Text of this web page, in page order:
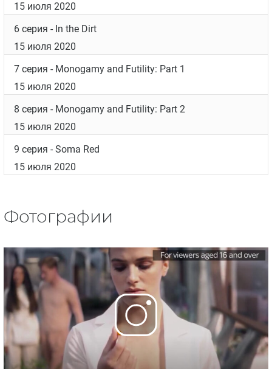
15 июля 2020
6 серия - In the Dirt
15 июля 2020
7 серия - Monogamy and Futility: Part 1
15 июля 2020
8 серия - Monogamy and Futility: Part 2
15 июля 2020
9 серия - Soma Red
15 июля 2020
Фотографии